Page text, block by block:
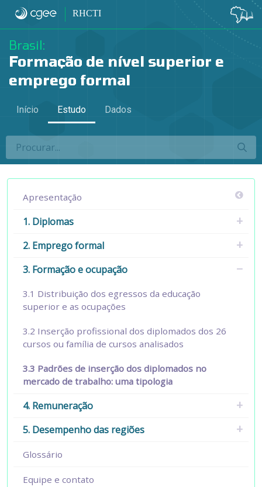
3.3 Padrões de inserção dos
RHCTI
Brasil:
Formação de nível superior e
emprego formal
Início Estudo Dados
Apresentação
1. Diplomas
2. Emprego formal
3. Formação e ocupação
3.1 Distribuição dos egressos da educação
superior e as ocupações
3.2 Inserção profissional dos diplomados dos 26
cursos ou família de cursos analisados
3.3 Padrões de inserção dos diplomados no
mercado de trabalho: uma tipologia
4. Remuneração
5. Desempenho das regiões
Glossário
Equipe e contato